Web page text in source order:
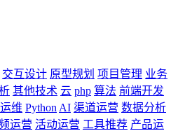
交互设计 原型规划 项目管理 业务
其他技术 云 php 算法 前端开发
运维 Python AI 渠道运营 数据分析
运营 活动运营 工具推荐 产品运